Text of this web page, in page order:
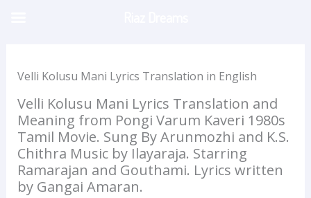
Velli Kolusu Mani Lyrics Translation in English
Velli Kolusu Mani Lyrics Translation and
Meaning from Pongi Varum Kaveri 1980s
Tamil Movie. Sung By Arunmozhi and K.S.
Chithra Music by Ilayaraja. Starring
Ramarajan and Gouthami. Lyrics written
by Gangai Amaran.